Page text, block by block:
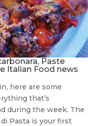
Paste
Italian Food news
here are some
that’s
during the week. The
Pasta is your first